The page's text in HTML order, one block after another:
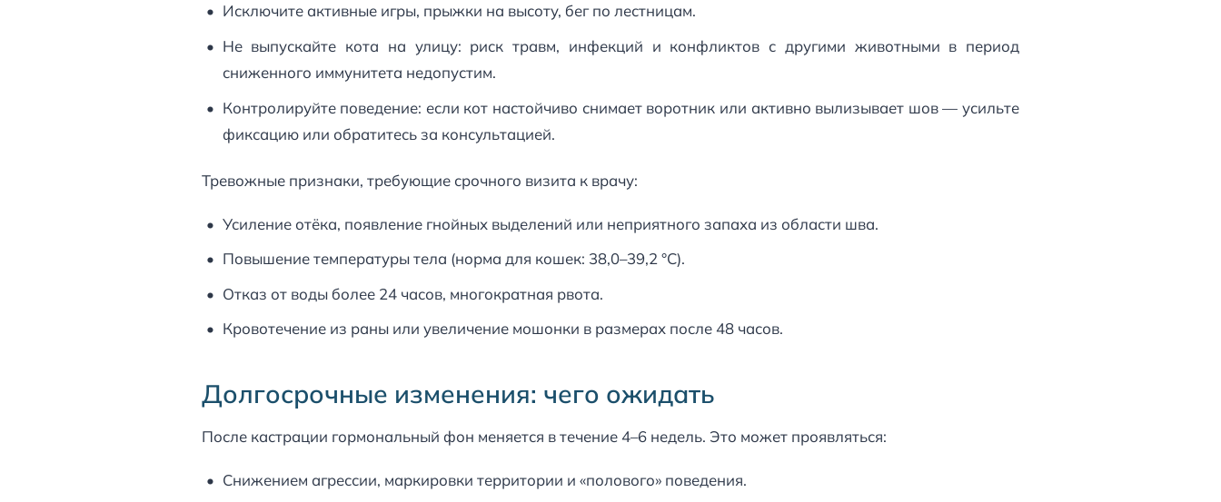
Исключите активные игры, прыжки на высоту, бег по лестницам.
Не выпускайте кота на улицу: риск травм, инфекций и конфликтов с другими животными в период
сниженного иммунитета недопустим.
Контролируйте поведение: если кот настойчиво снимает воротник или активно вылизывает шов — усильте
фиксацию или обратитесь за консультацией.
Тревожные признаки, требующие срочного визита к врачу:
Усиление отёка, появление гнойных выделений или неприятного запаха из области шва.
Повышение температуры тела (норма для кошек: 38,0–39,2 °C).
Отказ от воды более 24 часов, многократная рвота.
Кровотечение из раны или увеличение мошонки в размерах после 48 часов.
Долгосрочные изменения: чего ожидать
После кастрации гормональный фон меняется в течение 4–6 недель. Это может проявляться:
Снижением агрессии, маркировки территории и «полового» поведения.